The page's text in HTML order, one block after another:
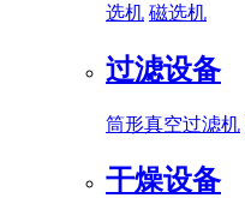
选机 磁选机
过滤设备
筒形真空过滤机
干燥设备